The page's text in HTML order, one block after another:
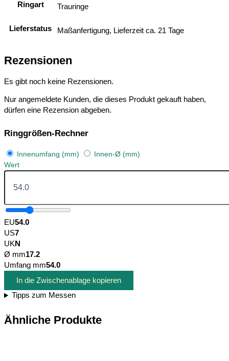
Ringart Trauringe
Lieferstatus Maßanfertigung, Lieferzeit ca. 21 Tage
Rezensionen
Es gibt noch keine Rezensionen.
Nur angemeldete Kunden, die dieses Produkt gekauft haben,
dürfen eine Rezension abgeben.
Ringgrößen-Rechner
Innenumfang (mm)
Innen-Ø (mm)
Wert
EU54.0
US7
UKN
Ø mm17.2
Umfang mm54.0
In die Zwischenablage kopieren
Tipps zum Messen
Ähnliche Produkte